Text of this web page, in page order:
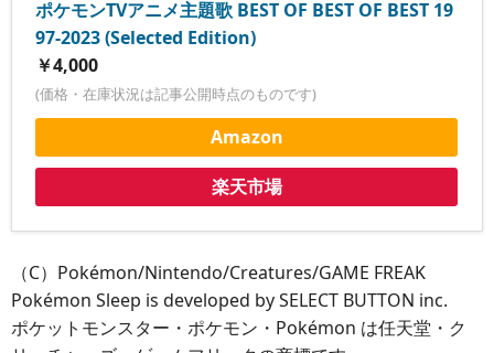
ポケモンTVアニメ主題歌 BEST OF BEST OF BEST 19
97-2023 (Selected Edition)
￥4,000
(価格・在庫状況は記事公開時点のものです)
Amazon
楽天市場
（C）Pokémon/Nintendo/Creatures/GAME FREAK
Pokémon Sleep is developed by SELECT BUTTON inc.
ポケットモンスター・ポケモン・Pokémon は任天堂・ク